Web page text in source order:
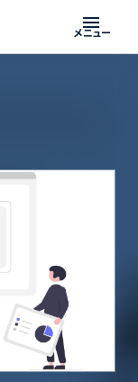
メニュー